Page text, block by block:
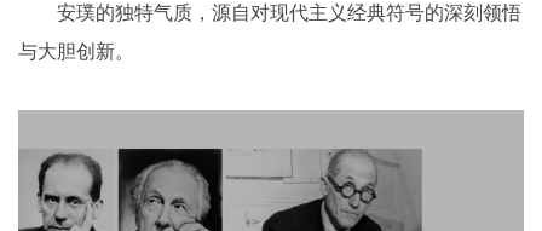
安璞的独特气质，源自对现代主义经典符号的深刻领悟
与大胆创新。